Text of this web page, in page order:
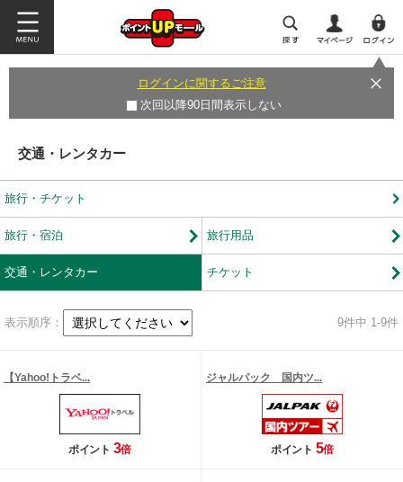
ログインに関するご注意
次回以降90日間表示しない
交通・レンタカー
旅行・チケット
旅行・宿泊 旅行用品
交通・レンタカー チケット
表示順序： 9件中 1-9件
【Yahoo!トラベ...
ポイント 3倍
ジャルパック 国内ツ...
ポイント 5倍